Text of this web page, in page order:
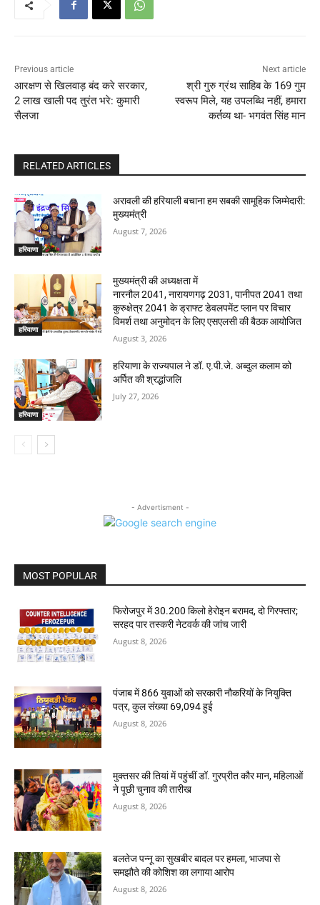
Previous article
आरक्षण से खिलवाड़ बंद करे सरकार,
2 लाख खाली पद तुरंत भरे: कुमारी
सैलजा
Next article
श्री गुरु ग्रंथ साहिब के 169 गुम
स्वरूप मिले, यह उपलब्धि नहीं, हमारा
कर्तव्य था- भगवंत सिंह मान
RELATED ARTICLES
हरियाणा
अरावली की हरियाली बचाना हम सबकी सामूहिक जिम्मेदारी:
मुख्यमंत्री
August 7, 2026
हरियाणा
मुख्यमंत्री की अध्यक्षता में
नारनौल 2041, नारायणगढ़ 2031, पानीपत 2041 तथा
कुरुक्षेत्र 2041 के ड्राफ्ट डेवलपमेंट प्लान पर विचार
विमर्श तथा अनुमोदन के लिए एसएलसी की बैठक आयोजित
August 3, 2026
हरियाणा
हरियाणा के राज्यपाल ने डॉ. ए.पी.जे. अब्दुल कलाम को
अर्पित की श्रद्धांजलि
July 27, 2026
- Advertisment -
MOST POPULAR
फिरोजपुर में 30.200 किलो हेरोइन बरामद, दो गिरफ्तार;
सरहद पार तस्करी नेटवर्क की जांच जारी
August 8, 2026
पंजाब में 866 युवाओं को सरकारी नौकरियों के नियुक्ति
पत्र, कुल संख्या 69,094 हुई
August 8, 2026
मुक्तसर की तियां में पहुंचीं डॉ. गुरप्रीत कौर मान, महिलाओं
ने पूछी चुनाव की तारीख
August 8, 2026
बलतेज पन्नू का सुखबीर बादल पर हमला, भाजपा से
समझौते की कोशिश का लगाया आरोप
August 8, 2026